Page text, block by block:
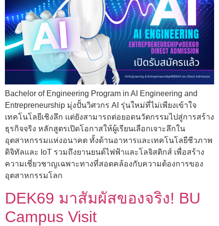
Bachelor of Engineering Program in AI Engineering and
Entrepreneurship มุ่งปั้นวิศวกร AI รุ่นใหม่ที่ไม่เพียงเข้าใจ
เทคโนโลยีเชิงลึก แต่ยังสามารถต่อยอดนวัตกรรมไปสู่การสร้าง
ธุรกิจจริง หลักสูตรเปิดโอกาสให้ผู้เรียนเลือกเจาะลึกใน
อุตสาหกรรมแห่งอนาคต ทั้งด้านอาหารและเทคโนโลยีชีวภาพ
ดิจิทัลและ IoT รวมถึงยานยนต์ไฟฟ้าและโลจิสติกส์ เพื่อสร้าง
ความเชี่ยวชาญเฉพาะทางที่สอดคล้องกับความต้องการของ
อุตสาหกรรมโลก
DEK69 มาสัมผัสของจริง! BU
Campus Visit